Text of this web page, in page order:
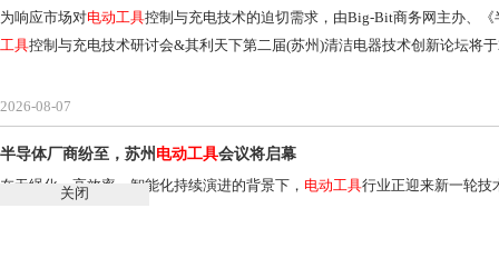
为响应市场对电动工具控制与充电技术的迫切需求，由Big-Bit商务网主办、
工具控制与充电技术研讨会&其利天下第二届(苏州)清洁电器技术创新论坛将
2026-08-07
半导体厂商纷至，苏州 电动工具会议将启幕
在无绳化、高效率、智能化持续演进的背景下， 电动工具行业正迎来新一轮技
关闭